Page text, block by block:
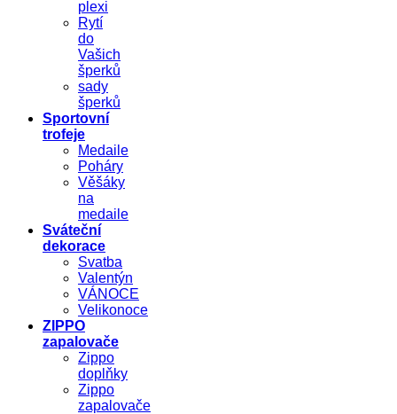
plexi
Rytí
do
Vašich
šperků
sady
šperků
Sportovní
trofeje
Medaile
Poháry
Věšáky
na
medaile
Sváteční
dekorace
Svatba
Valentýn
VÁNOCE
Velikonoce
ZIPPO
zapalovače
Zippo
doplňky
Zippo
zapalovače